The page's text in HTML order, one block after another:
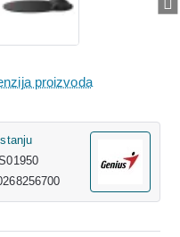
proizvoda